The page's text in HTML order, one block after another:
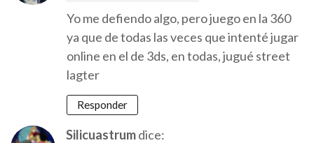
Yo me defiendo algo, pero juego en la 360
ya que de todas las veces que intenté jugar
online en el de 3ds, en todas, jugué street
lagter
Responder
Silicuastrumdice: